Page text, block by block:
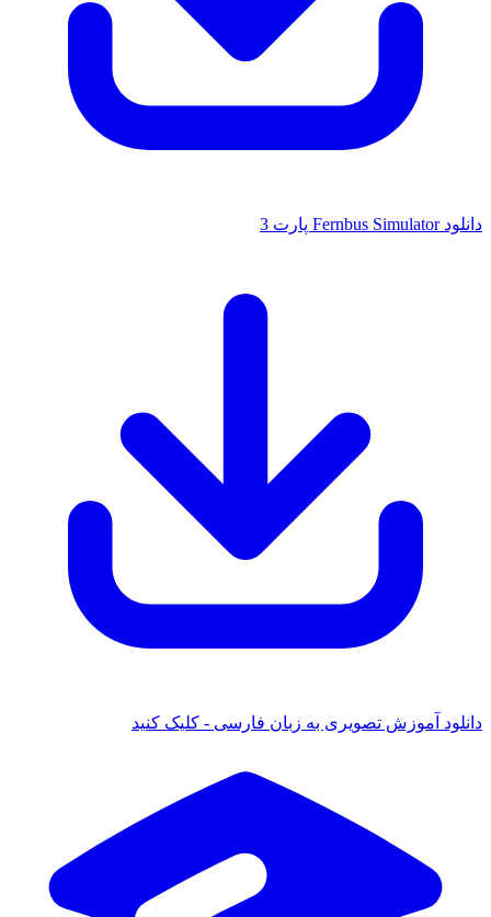
دانلود Fernbus Simulator پارت 3
دانلود آموزش تصویری به زبان فارسی - کلیک کنید